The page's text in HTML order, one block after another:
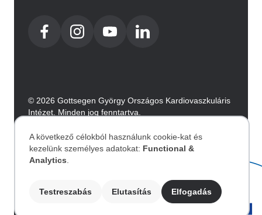
© 2026 Gottsegen György Országos Kardiovaszkuláris
Intézet. Minden jog fenntartva.
Akadálymentesítési nyilatkozat
Image
Személyes
adatok
A következő célokból használunk cookie-kat és
kezelünk személyes adatokat: Functional &
Analytics
Testreszabás Elutasítás Elfogadás